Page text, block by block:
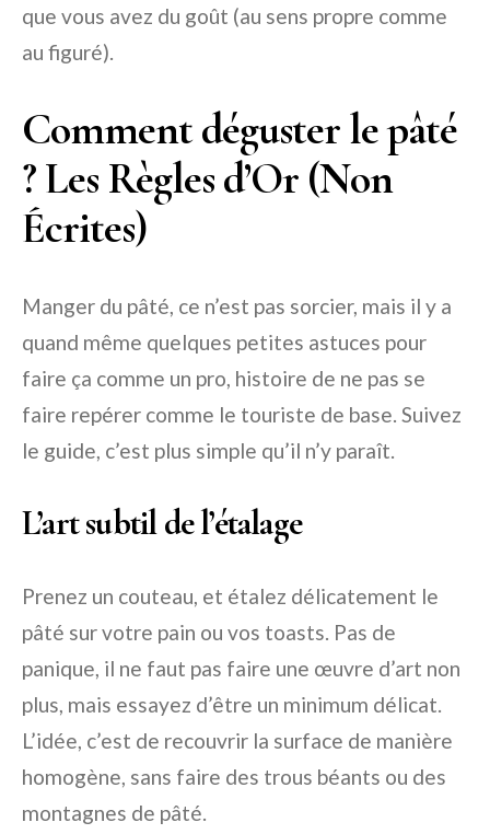
que vous avez du goût (au sens propre comme
au figuré).
Comment déguster le pâté
? Les Règles d’Or (Non
Écrites)
Manger du pâté, ce n’est pas sorcier, mais il y a
quand même quelques petites astuces pour
faire ça comme un pro, histoire de ne pas se
faire repérer comme le touriste de base. Suivez
le guide, c’est plus simple qu’il n’y paraît.
L’art subtil de l’étalage
Prenez un couteau, et étalez délicatement le
pâté sur votre pain ou vos toasts. Pas de
panique, il ne faut pas faire une œuvre d’art non
plus, mais essayez d’être un minimum délicat.
L’idée, c’est de recouvrir la surface de manière
homogène, sans faire des trous béants ou des
montagnes de pâté.